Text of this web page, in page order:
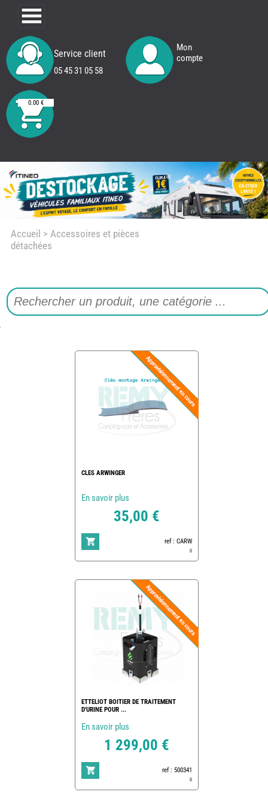
Service client
05 45 31 05 58
Mon
compte
0.00 €
Accueil > Accessoires et pièces
détachées
CLES ARWINGER
En savoir plus
35,00 €
ref : CARW
0
ETTELIOT BOITIER DE TRAITEMENT
D'URINE POUR ...
En savoir plus
1 299,00 €
ref : 500341
0